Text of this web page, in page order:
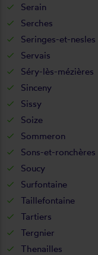
Serain
Serches
Seringes-et-nesles
Servais
Séry-lès-mézières
Sinceny
Sissy
Soize
Sommeron
Sons-et-ronchères
Soucy
Surfontaine
Taillefontaine
Tartiers
Tergnier
Thenailles